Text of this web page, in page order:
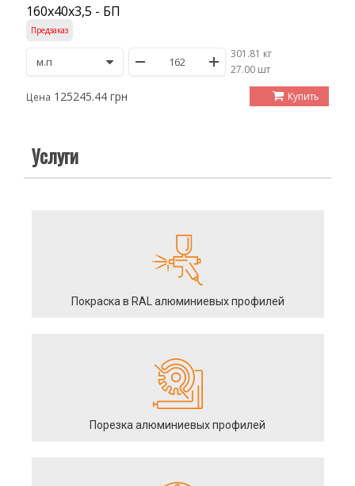
160х40х3,5 - БП
Предзаказ
301.81 кг
/27.00 шт
Цена 125245.44 грн Купить
Услуги
Покраска в RAL алюминиевых профилей
Порезка алюминиевых профилей